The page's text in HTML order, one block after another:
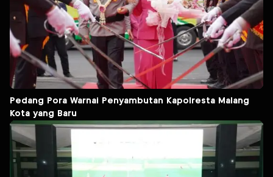
Pedang Pora Warnai Penyambutan Kapolresta Malang
Kota yang Baru